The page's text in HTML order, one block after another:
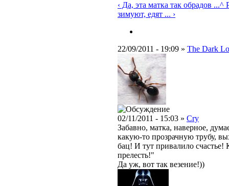
‹ Да, эта матка так обрадов ...^
зимуют, едят ... ›
22/09/2011 - 19:09 » The Dark
02/11/2011 - 15:03 » Cry
Забавно, матка, наверное,
какую-то прозрачную трубу,
бац! И тут привалило
прелесть!"
Да уж, вот так везение!))